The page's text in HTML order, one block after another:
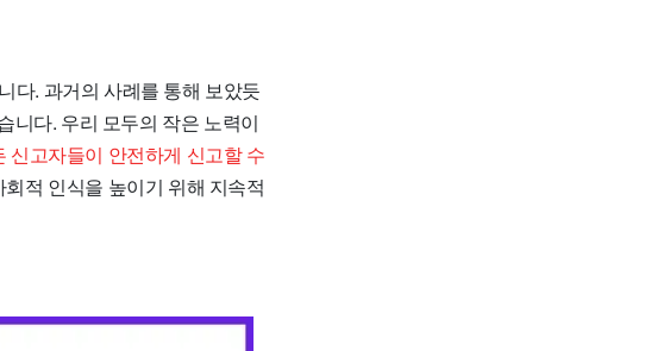
다. 과거의 사례를 통해 보았듯
니다. 우리 모두의 작은 노력이
신고자들이 안전하게 신고할 수
적 인식을 높이기 위해 지속적